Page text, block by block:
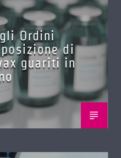
Ordini
di
guariti in